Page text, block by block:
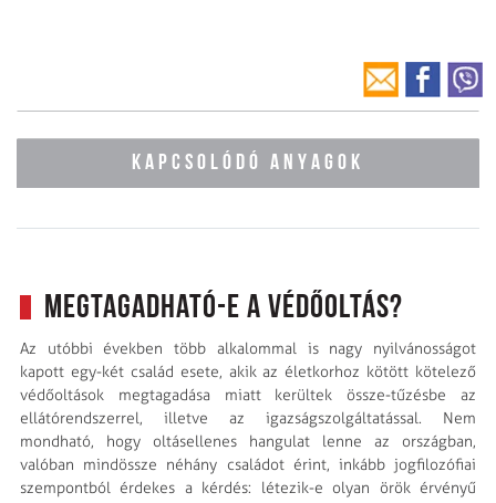
KAPCSOLÓDÓ ANYAGOK
Megtagadható-e a védőoltás?
Az utóbbi években több alkalommal is nagy nyilvánosságot
kapott egy-két család esete, akik az életkorhoz kötött kötelező
védőoltások megtagadása miatt kerültek össze-tűzésbe az
ellátórendszerrel, illetve az igazságszolgáltatással. Nem
mondható, hogy oltásellenes hangulat lenne az országban,
valóban mindössze néhány családot érint, inkább jogfilozófiai
szempontból érdekes a kérdés: létezik-e olyan örök érvényű